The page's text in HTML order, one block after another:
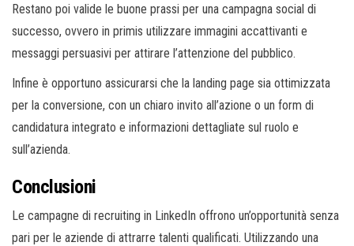
Restano poi valide le buone prassi per una campagna social di
successo, ovvero in primis utilizzare immagini accattivanti e
messaggi persuasivi per attirare l’attenzione del pubblico.
Infine è opportuno assicurarsi che la landing page sia ottimizzata
per la conversione, con un chiaro invito all’azione o un form di
candidatura integrato e informazioni dettagliate sul ruolo e
sull’azienda.
Conclusioni
Le campagne di recruiting in LinkedIn offrono un’opportunità senza
pari per le aziende di attrarre talenti qualificati. Utilizzando una